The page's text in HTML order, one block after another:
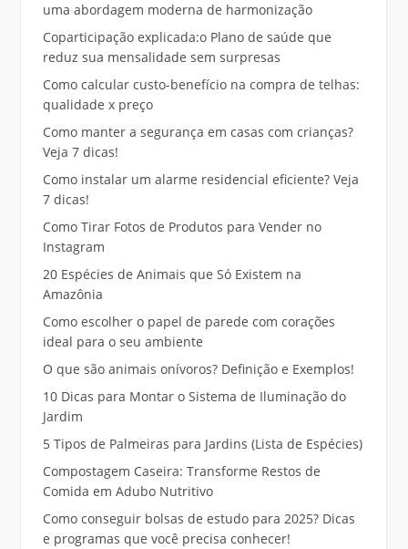
uma abordagem moderna de harmonização
Coparticipação explicada:o Plano de saúde que
reduz sua mensalidade sem surpresas
Como calcular custo-benefício na compra de telhas:
qualidade x preço
Como manter a segurança em casas com crianças?
Veja 7 dicas!
Como instalar um alarme residencial eficiente? Veja
7 dicas!
Como Tirar Fotos de Produtos para Vender no
Instagram
20 Espécies de Animais que Só Existem na
Amazônia
Como escolher o papel de parede com corações
ideal para o seu ambiente
O que são animais onívoros? Definição e Exemplos!
10 Dicas para Montar o Sistema de Iluminação do
Jardim
5 Tipos de Palmeiras para Jardins (Lista de Espécies)
Compostagem Caseira: Transforme Restos de
Comida em Adubo Nutritivo
Como conseguir bolsas de estudo para 2025? Dicas
e programas que você precisa conhecer!